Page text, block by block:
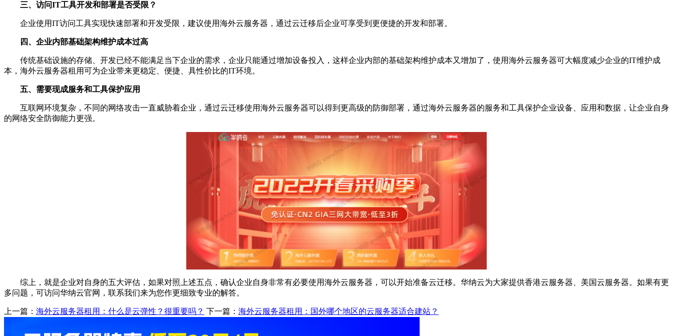
三、访问IT工具开发和部署是否受限？
企业使用IT访问工具实现快速部署和开发受限，建议使用海外云服务器，通过云迁移后企业可享受到更便捷的开发和部署。
四、企业内部基础架构维护成本过高
传统基础设施的存储、开发已经不能满足当下企业的需求，企业只能通过增加设备投入，这样企业内部的基础架构维护成本又增加了，使用海外云服务器可大幅度减少企业的IT维护成
本，海外云服务器租用可为企业带来更稳定、便捷、具性价比的IT环境。
五、需要现成服务和工具保护应用
互联网环境复杂，不同的网络攻击一直威胁着企业，通过云迁移使用海外云服务器可以得到更高级的防御部署，通过海外云服务器的服务和工具保护企业设备、应用和数据，让企业自身
的网络安全防御能力更强。
综上，就是企业对自身的五大评估，如果对照上述五点，确认企业自身非常有必要使用海外云服务器，可以开始准备云迁移。华纳云为大家提供香港云服务器、美国云服务器。如果有更
多问题，可访问华纳云官网，联系我们来为您作更细致专业的解答。
上一篇： 海外云服务器租用：什么是云弹性？很重要吗？ 下一篇： 海外云服务器租用：国外哪个地区的云服务器适合建站？